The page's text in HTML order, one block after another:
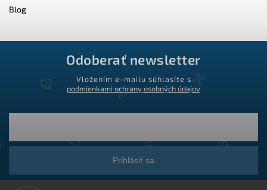
Blog
Odoberať newsletter
Vložením e-mailu súhlasíte s
podmienkami ochrany osobných údajov
Prihlásiť sa